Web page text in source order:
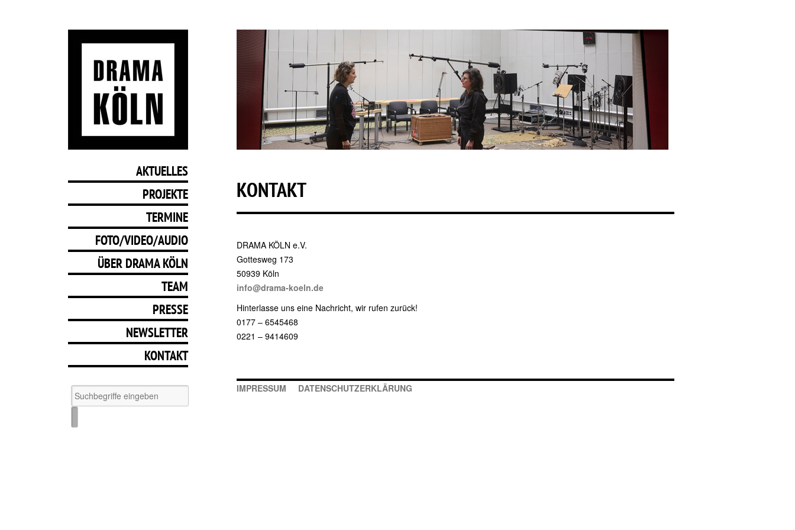
AKTUELLES
PROJEKTE
TERMINE
FOTO/VIDEO/AUDIO
ÜBER DRAMA KÖLN
TEAM
PRESSE
NEWSLETTER
KONTAKT
KONTAKT
DRAMA KÖLN e.V.
Gottesweg 173
50939 Köln
info@drama-koeln.de
Hinterlasse uns eine Nachricht, wir rufen zurück!
0177 – 6545468
0221 – 9414609
IMPRESSUM DATENSCHUTZERKLÄRUNG